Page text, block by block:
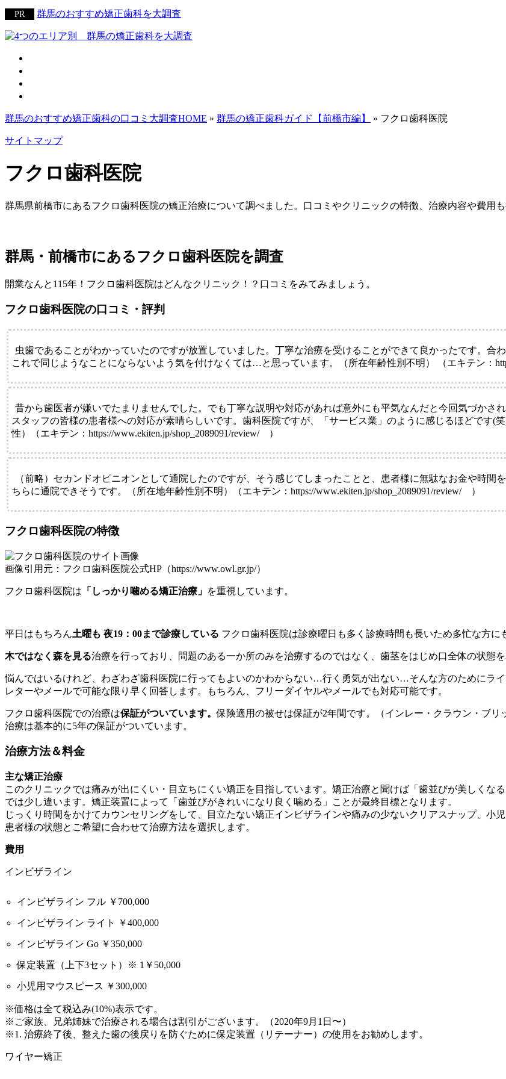
群馬のおすすめ矯正歯科を大調査
群馬のおすすめ矯正歯科の口コミ大調査HOME » 群馬の矯正歯科ガイド【前橋市編】 » フクロ歯科医院
サイトマップ
フクロ歯科医院
群馬県前橋市にあるフクロ歯科医院の矯正治療について調べました。口コミやクリニックの特徴、治療内容や費用も
群馬・前橋市にあるフクロ歯科医院を調査
開業なんと115年！フクロ歯科医院はどんなクリニック！？口コミをみてみましょう。
フクロ歯科医院の口コミ・評判
虫歯であることがわかっていたのですが放置していました。丁寧な治療を受けることができて良かったです。合
これで同じようなことにならないよう気を付けなくては…と思っています。（所在年齢性別不明） （エキテン：
昔から歯医者が嫌いでたまりませんでした。でも丁寧な説明や対応があれば意外にも平気なんだと今回気づかさ
スタッフの皆様の患者様への対応が素晴らしいです。歯科医院ですが、「サービス業」のように感じるほどです(
性）（エキテン：https://www.ekiten.jp/shop_2089091/review/ ）
（前略）セカンドオピニオンとして通院したのですが、そう感じてしまったことと、患者様に無駄なお金や時間
ちらに通院できそうです。（所在地年齢性別不明）（エキテン：https://www.ekiten.jp/shop_2089091/review/ ）
フクロ歯科医院の特徴
画像引用元：フクロ歯科医院公式HP（https://www.owl.gr.jp/）
フクロ歯科医院は 「しっかり噛める矯正治療」 を重視しています。
平日はもちろん土曜も 夜19：00まで診療している フクロ歯科医院は診療曜日も多く診療時間も長いため多忙な方に
木ではなく森を見る治療を行っており、問題のある一か所のみを治療するのではなく、歯茎をはじめ口全体の状態
悩んではいるけれど、わざわざ歯科医院に行ってもよいのかわからない…行く勇気が出ない…そんな方のためにラ
レターやメールで可能な限り早く回答します。もちろん、フリーダイヤルやメールでも対応可能です。
フクロ歯科医院での治療は保証がついています。保険適用の被せは保証が2年間です。（インレー・クラウン・ブ
治療は基本的に5年の保証がついています。
治療方法＆料金
主な矯正治療
このクリニックでは痛みが出にくい・目立ちにくい矯正を目指しています。矯正治療と聞けば「歯並びが美しくな
では少し違います。矯正装置によって「歯並びがきれいになり良く噛める」ことが最終目標となります。
じっくり時間をかけてカウンセリングをして、目立たない矯正インビザラインや痛みの少ないクリアスナップ、小
患者様の状態とご希望に合わせて治療方法を選択します。
費用
インビザライン
インビザライン フル ￥700,000
インビザライン ライト ￥400,000
インビザライン Go ￥350,000
保定装置（上下3セット）※ 1￥50,000
小児用マウスピース ￥300,000
※価格は全て税込み(10%)表示です。
※ご家族、兄弟姉妹で治療される場合は割引がございます。（2020年9月1日〜）
※1. 治療終了後、整えた歯の後戻りを防ぐために保定装置（リテーナー）の使用をお勧めします。
ワイヤー矯正